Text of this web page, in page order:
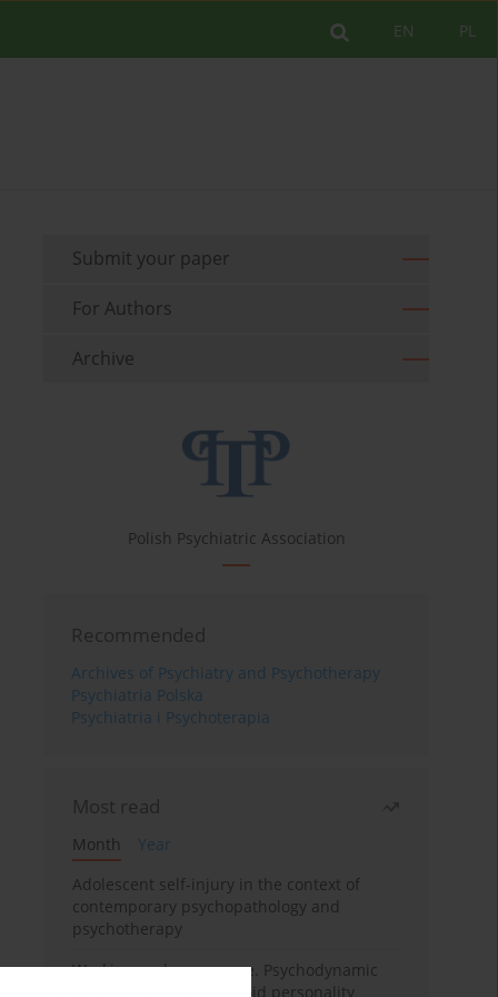
PL
EN
Submit your paper
For Authors
Archive
Polish Psychiatric Association
Recommended
Archives of Psychiatry and Psychotherapy
Psychiatria Polska
Psychiatria i Psychoterapia
Most read
Month
Year
Adolescent self-injury in the context of
contemporary psychopathology and
psychotherapy
Working under pressure. Psychodynamic
psychotherapy of schizoid personality